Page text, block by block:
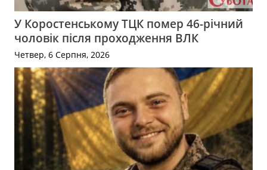
У Коростенському ТЦК помер 46-річний
чоловік після проходження ВЛК
Четвер, 6 Серпня, 2026